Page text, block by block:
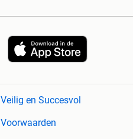
Veilig en Succesvol
Voorwaarden